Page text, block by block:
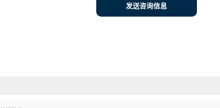
发送咨询信息